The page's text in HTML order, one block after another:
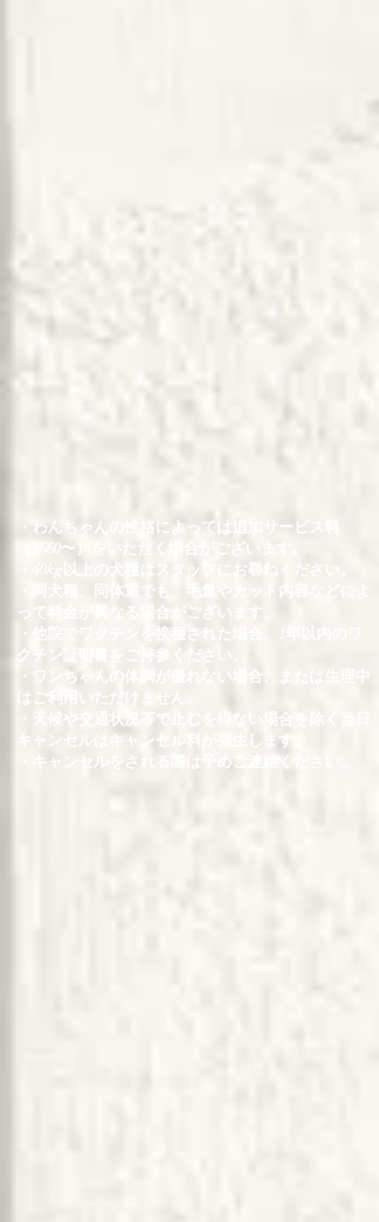
・​わんちゃんの性格によっては
追加サービス料
（¥660〜）をいただく場合がございます。
・40kg以上の犬種はスタッフにお尋ねください。
・同犬種、同体重でも、毛量やカット内容などによ
って料金が異なる場合がございます。
・他院でワクチンを接種された場合、1年以内のワ
クチン証明書をご持参ください。
・ワンちゃんの体調が優れない場合、または生理中
はご利用いただけません。
・天候や交通状況等で止むを得ない場合を除く当日
キャンセルはキャンセル料が発生します。
・キャンセルをされる際は予めご連絡ください。